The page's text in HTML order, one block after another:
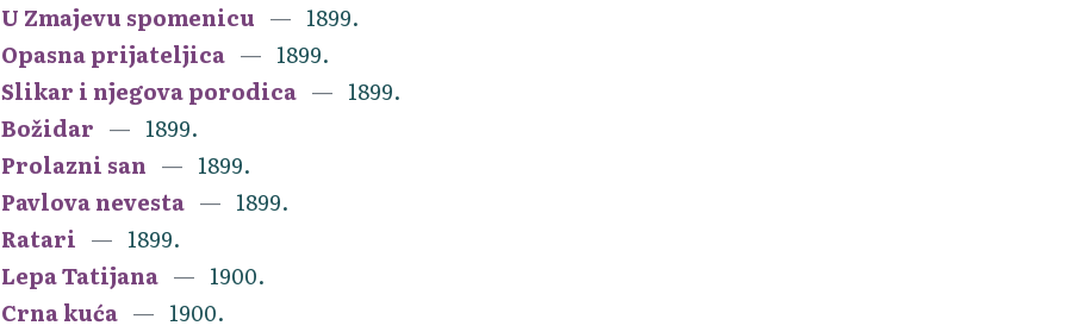
U Zmajevu spomenicu
1899.
Opasna prijateljica
1899.
Slikar i njegova porodica
1899.
Božidar
1899.
Prolazni san
1899.
Pavlova nevesta
1899.
Ratari
1899.
Lepa Tatijana
1900.
Crna kuća
1900.